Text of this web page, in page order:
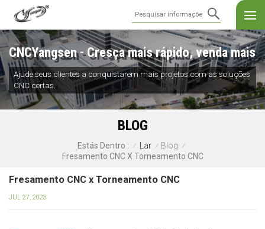
CNCYangsen - Cresça mais rápido, venda mais
Ajude seus clientes a conquistarem mais projetos com as soluções
CNC certas.
BLOG
Estás Dentro : / Lar / Blog /
Fresamento CNC X Torneamento CNC
Fresamento CNC x Torneamento CNC
JUL 27, 2023